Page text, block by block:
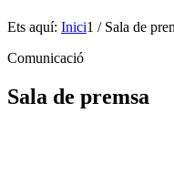
Ets aquí: Inici1 / Sala de
Comunicació
Sala de premsa